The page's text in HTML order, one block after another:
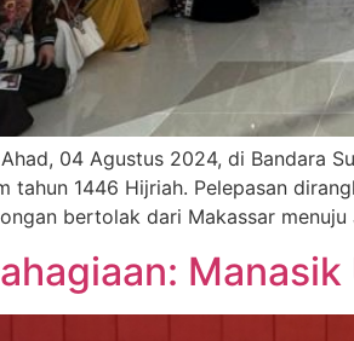
04 Agustus 2024, di Bandara
tahun 1446 Hijriah. Pelepasan
bertolak dari Makassar